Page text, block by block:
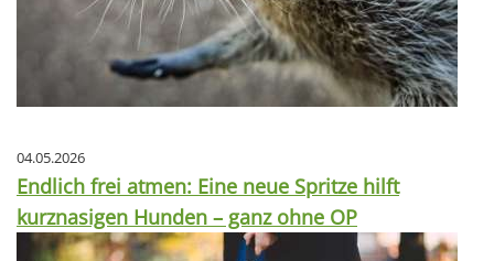
04.05.2026
Endlich frei atmen: Eine neue Spritze hilft
kurznasigen Hunden – ganz ohne OP